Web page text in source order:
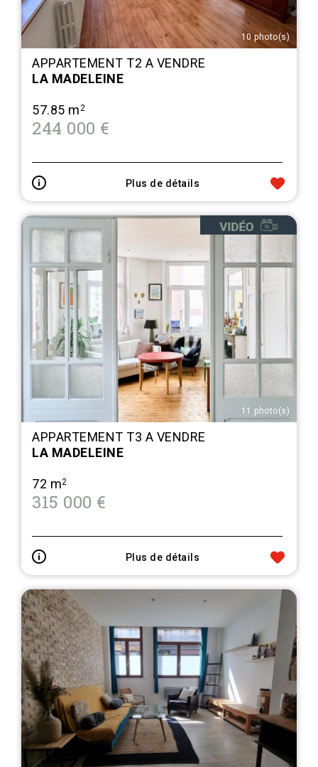
10 photo(s)
APPARTEMENT T2 A VENDRE
LA MADELEINE
57.85 m2
244 000 €
Plus de détails
11 photo(s)
APPARTEMENT T3 A VENDRE
LA MADELEINE
72 m2
315 000 €
Plus de détails